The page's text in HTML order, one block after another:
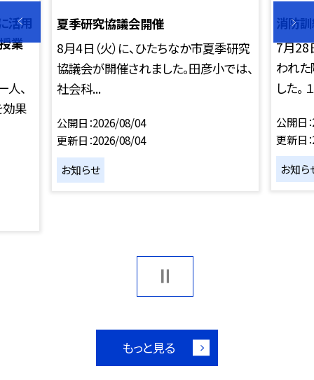
活用
業
、
効果
夏季研究協議会開催
8月4日（火）に、ひたちなか市夏季研究
協議会が開催されました。田彦小では、
社会科...
公開日 2026/08/04
更新日 2026/08/04
お知らせ
消防
7月28
われ
した。
公開日
更新日
お知ら
もっと見る